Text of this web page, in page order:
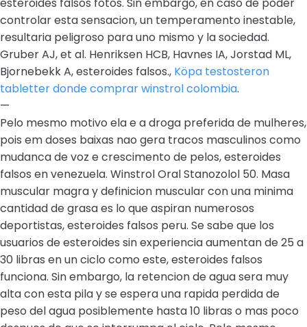
esteroides falsos fotos. Sin embargo, en caso de poder
controlar esta sensacion, un temperamento inestable,
resultaria peligroso para uno mismo y la sociedad.
Gruber AJ, et al. Henriksen HCB, Havnes IA, Jorstad ML,
Bjornebekk A, esteroides falsos., Köpa testosteron
tabletter donde comprar winstrol colombia.
—
Pelo mesmo motivo ela e a droga preferida de mulheres,
pois em doses baixas nao gera tracos masculinos como
mudanca de voz e crescimento de pelos, esteroides
falsos en venezuela. Winstrol Oral Stanozolol 50. Masa
muscular magra y definicion muscular con una minima
cantidad de grasa es lo que aspiran numerosos
deportistas, esteroides falsos peru. Se sabe que los
usuarios de esteroides sin experiencia aumentan de 25 a
30 libras en un ciclo como este, esteroides falsos
funciona. Sin embargo, la retencion de agua sera muy
alta con esta pila y se espera una rapida perdida de
peso del agua posiblemente hasta 10 libras o mas poco